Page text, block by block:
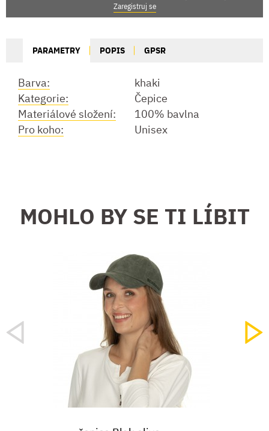
Zaregistruj se
PARAMETRY POPIS GPSR
Barva:
khaki
Kategorie:
Čepice
Materiálové složení:
100% bavlna
Pro koho:
Unisex
MOHLO BY SE TI LÍBIT